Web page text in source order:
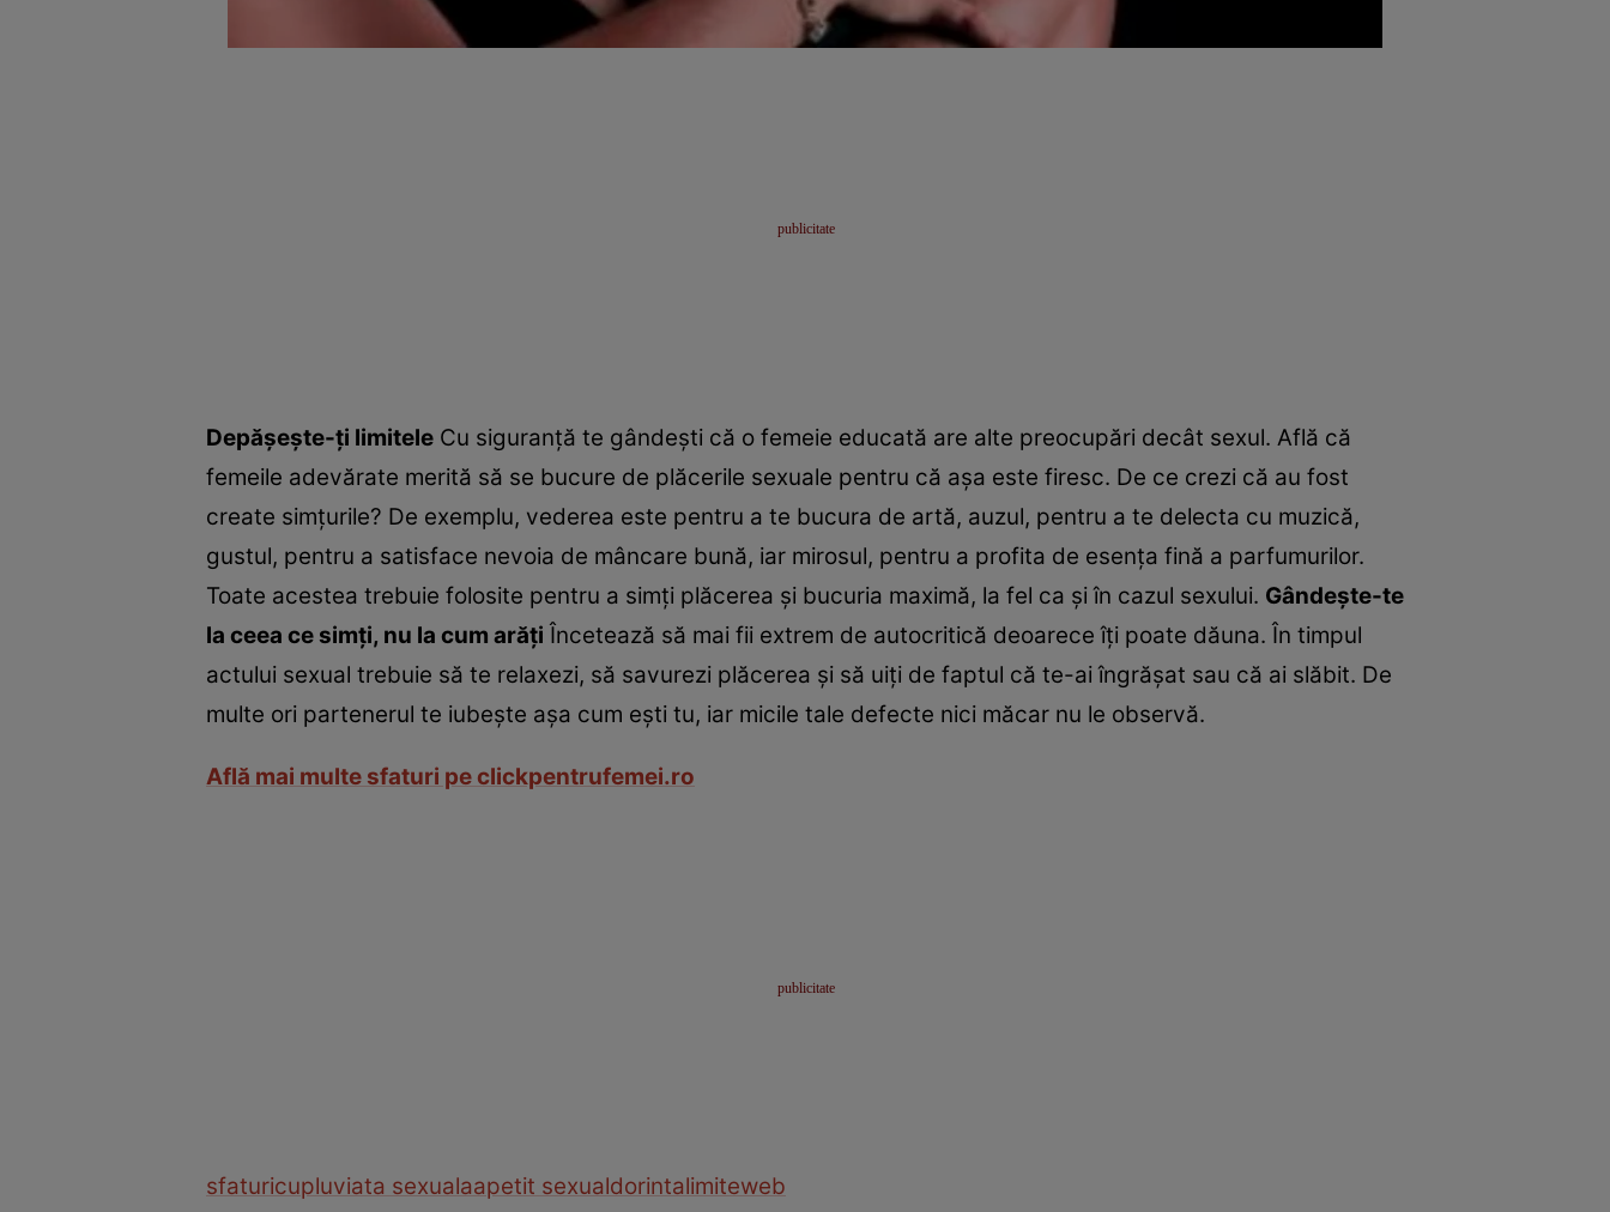
Depăşeşte-ţi limitele Cu siguranţă te gândeşti că o femeie educată are alte preocupări decât sexul. Află că
femeile adevărate merită să se bucure de plăcerile sexuale pentru că aşa este firesc. De ce crezi că au fost
create simţurile? De exemplu, vederea este pentru a te bucura de artă, auzul, pentru a te delecta cu muzică,
gustul, pentru a satisface nevoia de mâncare bună, iar mirosul, pentru a profita de esenţa fină a parfumurilor.
Toate acestea trebuie folosite pentru a simţi plăcerea şi bucuria maximă, la fel ca şi în cazul sexului. Gândeşte-te
la ceea ce simţi, nu la cum arăţi Încetează să mai fii extrem de autocritică deoarece îţi poate dăuna. În timpul
actului sexual trebuie să te relaxezi, să savurezi plăcerea şi să uiţi de faptul că te-ai îngrăşat sau că ai slăbit. De
multe ori partenerul te iubeşte aşa cum eşti tu, iar micile tale defecte nici măcar nu le observă.
Află mai multe sfaturi pe clickpentrufemei.ro
sfaturicupluviata sexualaapetit sexualdorintalimiteweb